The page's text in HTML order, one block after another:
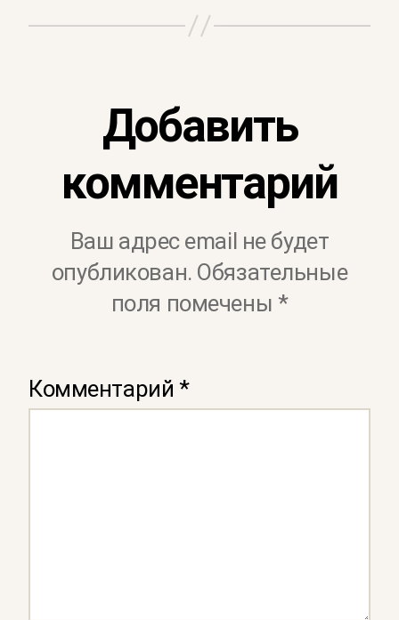
Добавить
комментарий
Ваш адрес email не будет
опубликован. Обязательные
поля помечены *
Комментарий *